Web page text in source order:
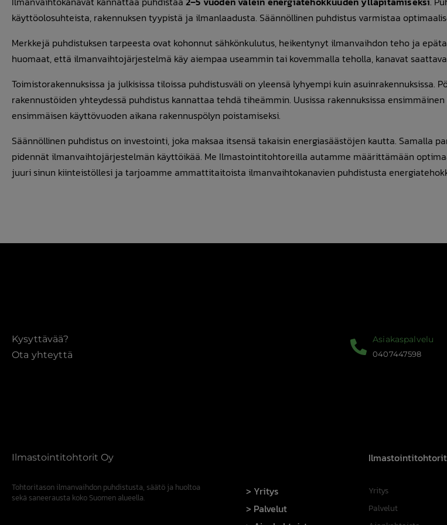
käyttöolosuhteista, rakennuksen tyypistä ja ilmanlaadusta. Säännöllinen puhdistus varmistaa
Merkkejä puhdistuksen tarpeesta ovat kohonnut sähkönkulutus, heikentynyt ilmanvaihdon teho ja
huomaat, että ilmanvaihtojärjestelmä käy aiempaa useammin tai kovemmalla teholla, kanavat
Toimistorakennuksissa ja julkisissa tiloissa puhdistusväli on yleensä lyhyempi kuin asuinrakennuksissa.
rakennustöiden yhteydessä puhdistus kannattaa tehdä tiheämmin. Uusissa rakennuksissa
ensimmäisen käyttövuoden aikana rakennuspölyn poistamiseksi.
Säännöllinen puhdistus on investointi, joka maksaa itsensä takaisin energiasäästöjen kautta. Samalla
pidennät ilmanvaihtojärjestelmän käyttöikää. Me Ilmastointitohtoreilla autamme määrittämään
juuri sinun kiinteistöllesi ja tarjoamme ammattitaitoista ilmanvaihtokanavien puhdistusta
Kysyttävää?
Ota yhteyttä
Asiakaspalvelu
0407447598
Ilmastointitohtorit Oy
Tohtoritason ilmanvaihdon puhdistusta, säätö ja huoltoa
sekä saneerausta koko Suomen alueella.
Yritys
Palvelut
Yritys
Palvelut